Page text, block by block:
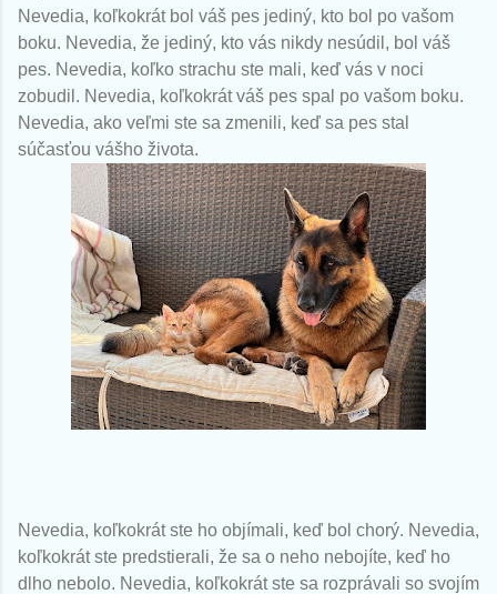
Nevedia, koľkokrát bol váš pes jediný, kto bol po vašom
boku. Nevedia, že jediný, kto vás nikdy nesúdil, bol váš
pes. Nevedia, koľko strachu ste mali, keď vás v noci
zobudil. Nevedia, koľkokrát váš pes spal po vašom boku.
Nevedia, ako veľmi ste sa zmenili, keď sa pes stal
súčasťou vášho života.
Nevedia, koľkokrát ste ho objímali, keď bol chorý. Nevedia,
koľkokrát ste predstierali, že sa o neho nebojíte, keď ho
dlho nebolo. Nevedia, koľkokrát ste sa rozprávali so svojím